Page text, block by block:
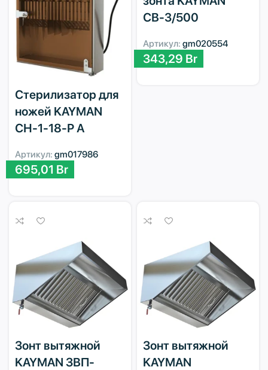
Стерилизатор для
ножей KAYMAN
СН-1-18-Р А
Артикул: gm017986
695,01 Br
СВ-3/500
Артикул: gm020554
343,29 Br
Зонт вытяжной
KAYMAN ЗВП-
Зонт вытяжной
KAYMAN